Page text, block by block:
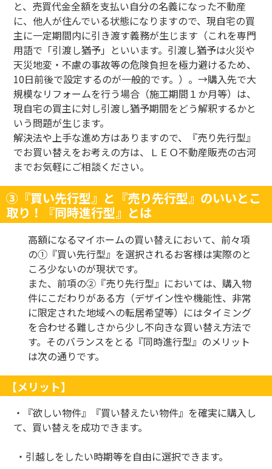
と、売買代金全額を支払い自分の名義になった不動産
に、他人が住んでいる状態になりますので、現自宅の買
主に一定期間内に引き渡す義務が生じます（これを専門
用語で「引渡し猶予」といいます。引渡し猶予は火災や
天災地変・不慮の事故等の危険負担を極力避けるため、
10日前後で設定するのが一般的です。）。→購入先で大
規模なリフォームを行う場合（施工期間１か月等）は、
現自宅の買主に対し引渡し猶予期間をどう解釈するかと
いう問題が生じます。
解決法や上手な進め方はありますので、『売り先行型』
でお買い替えをお考えの方は、ＬＥＯ不動産販売の古河
までお気軽にご相談ください。
③『買い先行型』と『売り先行型』のいいとこ
取り！『同時進行型』とは
高額になるマイホームの買い替えにおいて、前々項
の①『買い先行型』を選択されるお客様は実際のと
ころ少ないのが現状です。
また、前項の②『売り先行型』においては、購入物
件にこだわりがある方（デザイン性や機能性、非常
に限定された地域への転居希望等）にはタイミング
を合わせる難しさから少し不向きな買い替え方法で
す。そのバランスをとる『同時進行型』のメリット
は次の通りです。
【メリット】
・『欲しい物件』『買い替えたい物件』を確実に購入し
て、買い替えを成功できます。
・引越しをしたい時期等を自由に選択できます。